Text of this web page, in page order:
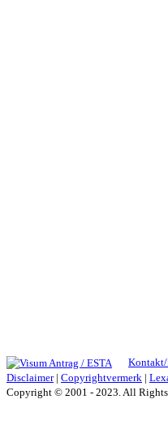
Kontakt/
Disclaimer| Copyrightvermerk |
Copyright © 2001 - 2023. All Rights